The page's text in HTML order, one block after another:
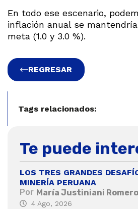
En todo ese escenario,
inflación anual se
meta (1.0 y 3.0 %).
REGRESAR
Tags relacionados:
Te puede
LOS TRES GRANDES
MINERÍA PERUANA
Por María Justiniani Romero
4 Ago, 2026